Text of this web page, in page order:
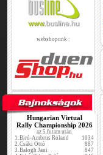
webshopunk :
Hungarian Virtual
Rally Championship 2026
az 5.futam után
1.Biró-Ambrus Roland
1034
2.Csáki Ottó
887
3.Balogh Jani
847